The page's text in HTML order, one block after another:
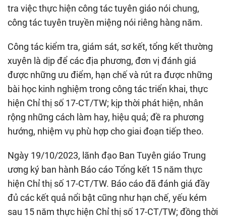
tra việc thực hiện công tác tuyên giáo nói chung,
công tác tuyên truyền miệng nói riêng hàng năm.
Công tác kiểm tra, giám sát, sơ kết, tổng kết thường
xuyên là dịp để các địa phương, đơn vị đánh giá
được những ưu điểm, hạn chế và rút ra được những
bài học kinh nghiệm trong công tác triển khai, thực
hiện Chỉ thị số 17-CT/TW; kịp thời phát hiện, nhân
rộng những cách làm hay, hiệu quả; đề ra phương
hướng, nhiệm vụ phù hợp cho giai đoạn tiếp theo.
Ngày 19/10/2023, lãnh đạo Ban Tuyên giáo Trung
ương ký ban hành Báo cáo Tổng kết 15 năm thực
hiện Chỉ thị số 17-CT/TW. Báo cáo đã đánh giá đầy
đủ các kết quả nổi bật cũng như hạn chế, yếu kém
sau 15 năm thực hiện Chỉ thị số 17-CT/TW; đồng thời